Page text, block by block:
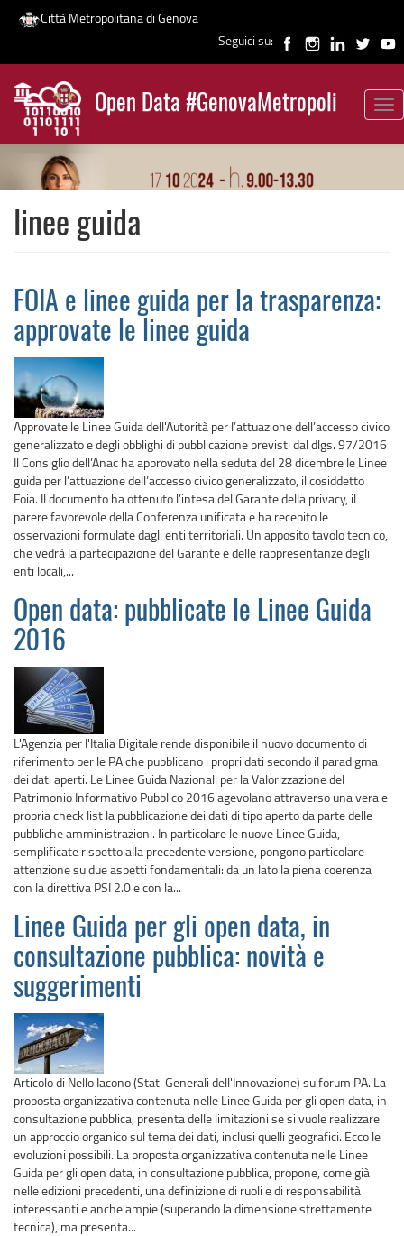
Salta
contenuto
principale
Città Metropolitana di Genova
Seguici su:
Open Data #GenovaMetropoli
News
linee guida
FOIA e linee guida per la trasparenza:
approvate le linee guida
Approvate le Linee Guida dell'Autorità per l’attuazione dell’accesso civico
generalizzato e degli obblighi di pubblicazione previsti dal dlgs. 97/2016
Il Consiglio dell’Anac ha approvato nella seduta del 28 dicembre le Linee
guida per l’attuazione dell’accesso civico generalizzato, il cosiddetto
Foia. Il documento ha ottenuto l’intesa del Garante della privacy, il
parere favorevole della Conferenza unificata e ha recepito le
osservazioni formulate dagli enti territoriali. Un apposito tavolo tecnico,
che vedrà la partecipazione del Garante e delle rappresentanze degli
enti locali,...
Open data: pubblicate le Linee Guida
2016
L'Agenzia per l'Italia Digitale rende disponibile il nuovo documento di
riferimento per le PA che pubblicano i propri dati secondo il paradigma
dei dati aperti. Le Linee Guida Nazionali per la Valorizzazione del
Patrimonio Informativo Pubblico 2016 agevolano attraverso una vera e
propria check list la pubblicazione dei dati di tipo aperto da parte delle
pubbliche amministrazioni. In particolare le nuove Linee Guida,
semplificate rispetto alla precedente versione, pongono particolare
attenzione su due aspetti fondamentali: da un lato la piena coerenza
con la direttiva PSI 2.0 e con la...
Linee Guida per gli open data, in
consultazione pubblica: novità e
suggerimenti
Articolo di Nello Iacono (Stati Generali dell'Innovazione) su forum PA. La
proposta organizzativa contenuta nelle Linee Guida per gli open data, in
consultazione pubblica, presenta delle limitazioni se si vuole realizzare
un approccio organico sul tema dei dati, inclusi quelli geografici. Ecco le
evoluzioni possibili. La proposta organizzativa contenuta nelle Linee
Guida per gli open data, in consultazione pubblica, propone, come già
nelle edizioni precedenti, una definizione di ruoli e di responsabilità
interessanti e anche ampie (superando la dimensione strettamente
tecnica), ma presenta...